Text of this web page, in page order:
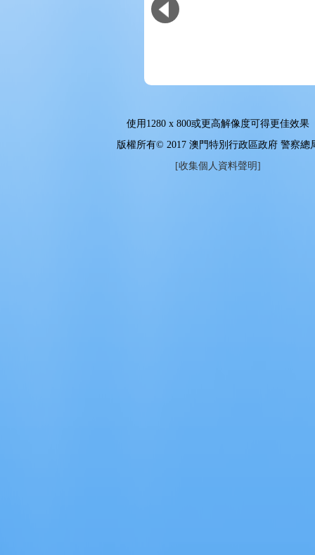
使用 1280 x 800或更高解像度可得更佳效果
版權所有© 2017 澳門特別行政區政府 警察總
[收集個人資料聲明]